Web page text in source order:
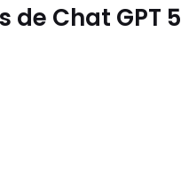
Chat GPT 5